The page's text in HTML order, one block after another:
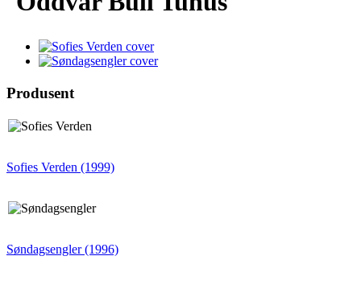
Produsent
Sofies Verden (1999)
Søndagsengler (1996)